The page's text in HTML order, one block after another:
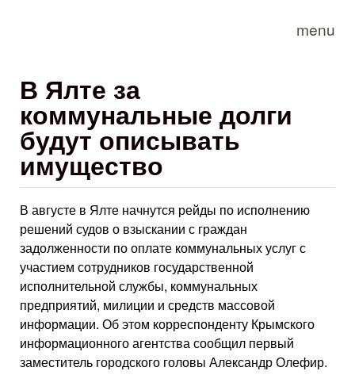
menu
В Ялте за
коммунальные долги
будут описывать
имущество
В августе в Ялте начнутся рейды по исполнению
решений судов о взыскании с граждан
задолженности по оплате коммунальных услуг с
участием сотрудников государственной
исполнительной службы, коммунальных
предприятий, милиции и средств массовой
информации. Об этом корреспонденту Крымского
информационного агентства сообщил первый
заместитель городского головы Александр Олефир.